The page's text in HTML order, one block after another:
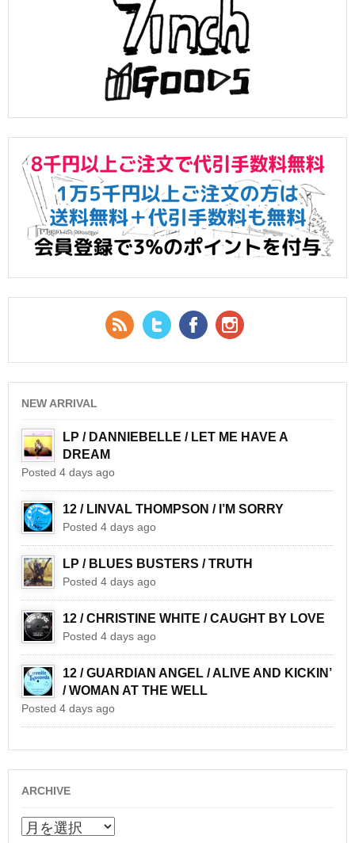
RSS Feed
Twitter Facebook
NEW ARRIVAL
LP / DANNIEBELLE / LET ME HAVE A
DREAM
Posted 4 days ago
12 / LINVAL THOMPSON / I’M SORRY
Posted 4 days ago
LP / BLUES BUSTERS / TRUTH
Posted 4 days ago
12 / CHRISTINE WHITE / CAUGHT BY LOVE
Posted 4 days ago
12 / GUARDIAN ANGEL / ALIVE AND KICKIN’
/ WOMAN AT THE WELL
Posted 4 days ago
ARCHIVE
ARCHIVE